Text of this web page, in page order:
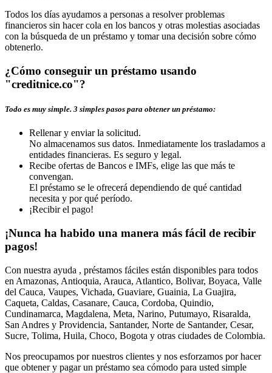
Todos los días ayudamos a personas a resolver problemas
financieros sin hacer cola en los bancos y otras molestias asociadas
con la búsqueda de un préstamo y tomar una decisión sobre cómo
obtenerlo.
¿Cómo conseguir un préstamo usando
"creditnice.co"?
Todo es muy simple. 3 simples pasos para obtener un préstamo:
Rellenar y enviar la solicitud.
No almacenamos sus datos. Inmediatamente los trasladamos a
entidades financieras. Es seguro y legal.
Recibe ofertas de Bancos e IMFs, elige las que más te
convengan.
El préstamo se le ofrecerá dependiendo de qué cantidad
necesita y por qué período.
¡Recibir el pago!
¡Nunca ha habido una manera más fácil de recibir
pagos!
Con nuestra ayuda , préstamos fáciles están disponibles para todos
en Amazonas, Antioquia, Arauca, Atlantico, Bolivar, Boyaca, Valle
del Cauca, Vaupes, Vichada, Guaviare, Guainia, La Guajira,
Caqueta, Caldas, Casanare, Cauca, Cordoba, Quindio,
Cundinamarca, Magdalena, Meta, Narino, Putumayo, Risaralda,
San Andres y Providencia, Santander, Norte de Santander, Cesar,
Sucre, Tolima, Huila, Choco, Bogota y otras ciudades de Colombia.
Nos preocupamos por nuestros clientes y nos esforzamos por hacer
que obtener y pagar un préstamo sea cómodo para usted simple